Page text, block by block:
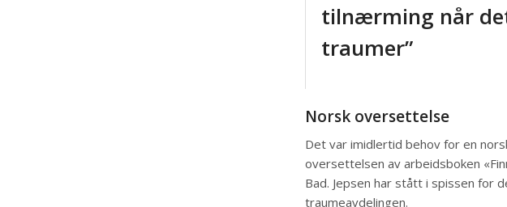
tilnærming når
traumer”
Norsk oversettelse
Det var imidlertid behov for en
oversettelsen av arbeidsboken
Bad. Jepsen har stått i spissen for
traumeavdelingen.